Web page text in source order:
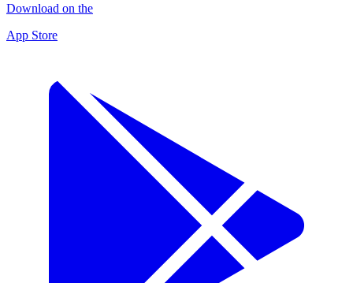
Download on the
App Store